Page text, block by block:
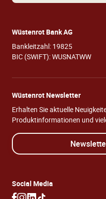
Wüstenrot Bank AG
Bankleitzahl: 19825
BIC (SWIFT): WUSNATWW
Wüstenrot Newsletter
Erhalten Sie aktuelle
Produktinformationen und
Social Media